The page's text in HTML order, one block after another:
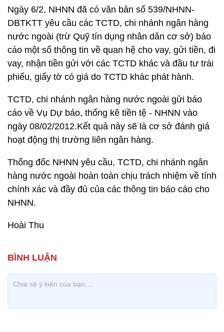
Ngày 6/2, NHNN đã có văn bản số 539/NHNN-
DBTKTT yêu cầu các TCTD, chi nhánh ngân hàng
nước ngoài (trừ Quỹ tín dụng nhân dân cơ sở) báo
cáo một số thông tin về quan hệ cho vay, gửi tiền, đi
vay, nhận tiền gửi với các TCTD khác và đầu tư trái
phiếu, giấy tờ có giá do TCTD khác phát hành.
TCTD, chi nhánh ngân hàng nước ngoài gửi báo
cáo về Vụ Dự báo, thống kê tiền tệ - NHNN vào
ngày 08/02/2012.Kết quả này sẽ là cơ sở đánh giá
hoạt động thị trường liên ngân hàng.
Thống đốc NHNN yêu cầu, TCTD, chi nhánh ngân
hàng nước ngoài hoàn toàn chịu trách nhiệm về tính
chính xác và đầy đủ của các thông tin báo cáo cho
NHNN.
Hoài Thu